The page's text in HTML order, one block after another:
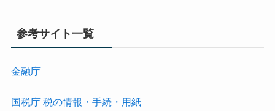
参考サイト一覧
金融庁
国税庁 税の情報・手続・用紙